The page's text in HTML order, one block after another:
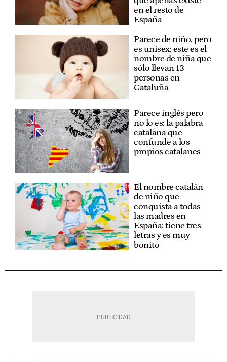
en el resto de
España
Parece de niño, pero
es unisex: este es el
nombre de niña que
sólo llevan 13
personas en
Cataluña
Parece inglés pero
no lo es: la palabra
catalana que
confunde a los
propios catalanes
El nombre catalán
de niño que
conquista a todas
las madres en
España: tiene tres
letras y es muy
bonito